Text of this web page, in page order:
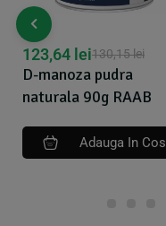
D-manoza pudra
naturala 90g RAAB
130,15lei
123,64 lei
Adauga In Cos